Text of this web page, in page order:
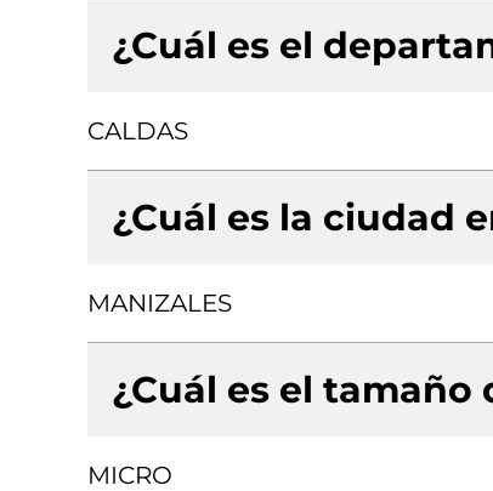
¿Cuál es el
CALDAS
¿Cuál es la ciudad
MANIZALES
¿Cuál es el tamaño
MICRO